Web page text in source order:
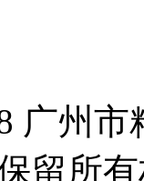
广州
保留所